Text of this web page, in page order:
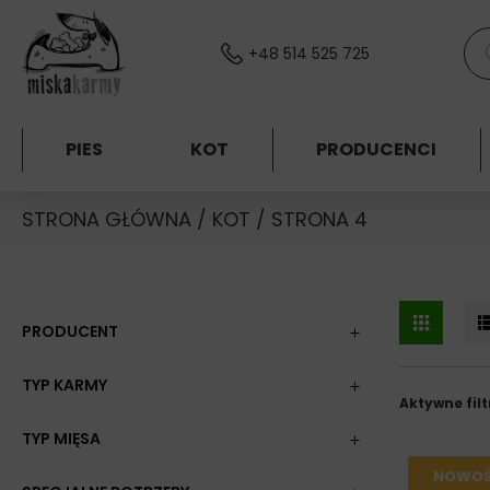
Skocz do treści
+48 514 525 725
PIES KOT PRODUCENCI
STRONA GŁÓWNA / KOT / STRONA 4
Aktywne
PRODUCENT
TYP KARMY
TYP MIĘSA